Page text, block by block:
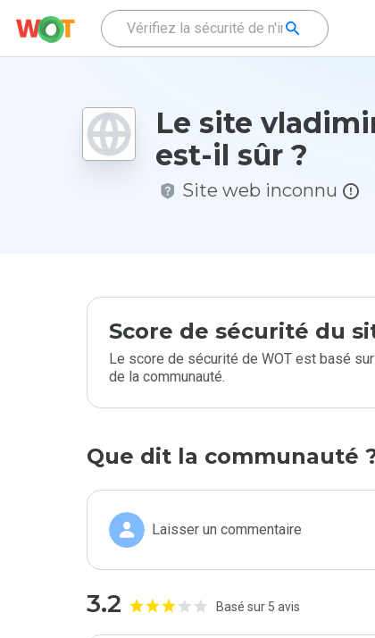
Le site
est-il sûr ?
Site web inconnu
Score de sécurité du
Le score de sécurité de WOT est basé
de la communauté.
Que dit la communauté
Laisser un commentaire
3.2 Basé sur 5 avis